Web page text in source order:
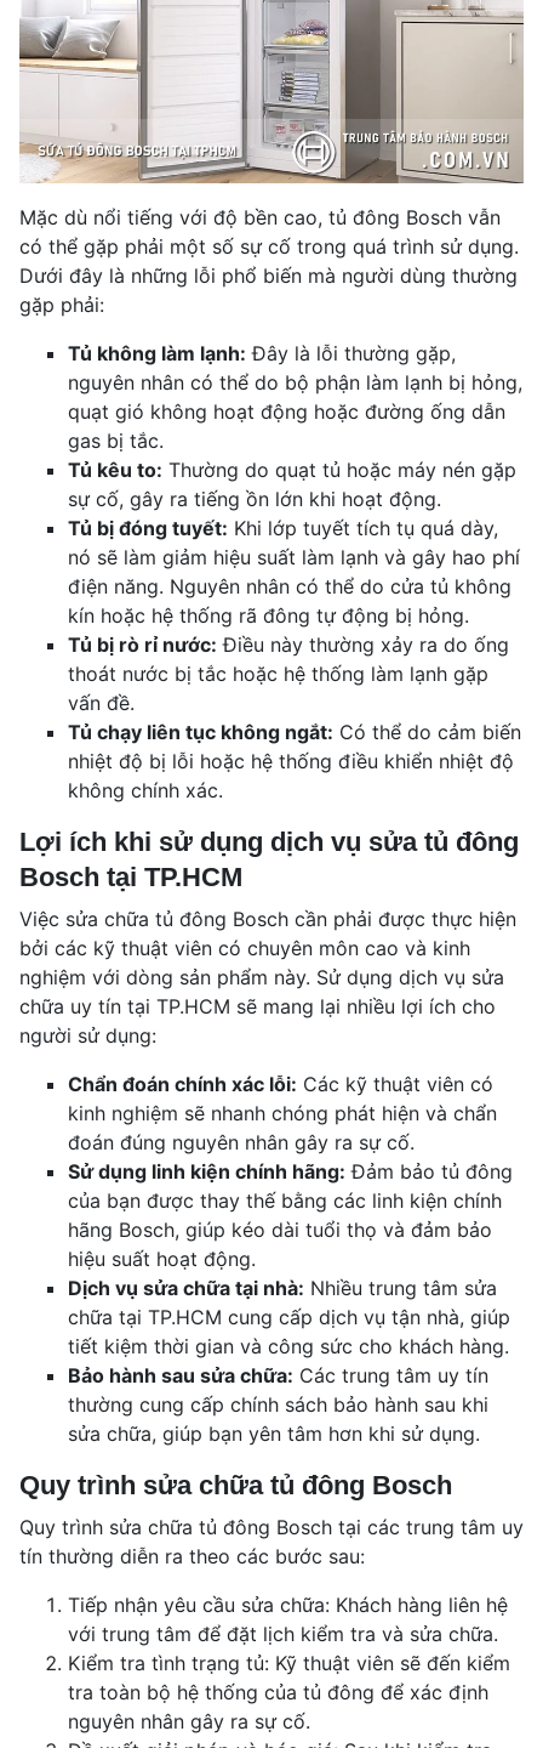
Mặc dù nổi tiếng với độ bền cao, tủ đông Bosch vẫn
có thể gặp phải một số sự cố trong quá trình sử dụng.
Dưới đây là những lỗi phổ biến mà người dùng thường
gặp phải:
Tủ không làm lạnh: Đây là lỗi thường gặp,
nguyên nhân có thể do bộ phận làm lạnh bị hỏng,
quạt gió không hoạt động hoặc đường ống dẫn
gas bị tắc.
Tủ kêu to: Thường do quạt tủ hoặc máy nén gặp
sự cố, gây ra tiếng ồn lớn khi hoạt động.
Tủ bị đóng tuyết: Khi lớp tuyết tích tụ quá dày,
nó sẽ làm giảm hiệu suất làm lạnh và gây hao phí
điện năng. Nguyên nhân có thể do cửa tủ không
kín hoặc hệ thống rã đông tự động bị hỏng.
Tủ bị rò rỉ nước: Điều này thường xảy ra do ống
thoát nước bị tắc hoặc hệ thống làm lạnh gặp
vấn đề.
Tủ chạy liên tục không ngắt: Có thể do cảm biến
nhiệt độ bị lỗi hoặc hệ thống điều khiển nhiệt độ
không chính xác.
Lợi ích khi sử dụng dịch vụ sửa tủ đông
Bosch tại TP.HCM
Việc sửa chữa tủ đông Bosch cần phải được thực hiện
bởi các kỹ thuật viên có chuyên môn cao và kinh
nghiệm với dòng sản phẩm này. Sử dụng dịch vụ sửa
chữa uy tín tại TP.HCM sẽ mang lại nhiều lợi ích cho
người sử dụng:
Chẩn đoán chính xác lỗi: Các kỹ thuật viên có
kinh nghiệm sẽ nhanh chóng phát hiện và chẩn
đoán đúng nguyên nhân gây ra sự cố.
Sử dụng linh kiện chính hãng: Đảm bảo tủ đông
của bạn được thay thế bằng các linh kiện chính
hãng Bosch, giúp kéo dài tuổi thọ và đảm bảo
hiệu suất hoạt động.
Dịch vụ sửa chữa tại nhà: Nhiều trung tâm sửa
chữa tại TP.HCM cung cấp dịch vụ tận nhà, giúp
tiết kiệm thời gian và công sức cho khách hàng.
Bảo hành sau sửa chữa: Các trung tâm uy tín
thường cung cấp chính sách bảo hành sau khi
sửa chữa, giúp bạn yên tâm hơn khi sử dụng.
Quy trình sửa chữa tủ đông Bosch
Quy trình sửa chữa tủ đông Bosch tại các trung tâm uy
tín thường diễn ra theo các bước sau:
Tiếp nhận yêu cầu sửa chữa: Khách hàng liên hệ
với trung tâm để đặt lịch kiểm tra và sửa chữa.
Kiểm tra tình trạng tủ: Kỹ thuật viên sẽ đến kiểm
tra toàn bộ hệ thống của tủ đông để xác định
nguyên nhân gây ra sự cố.